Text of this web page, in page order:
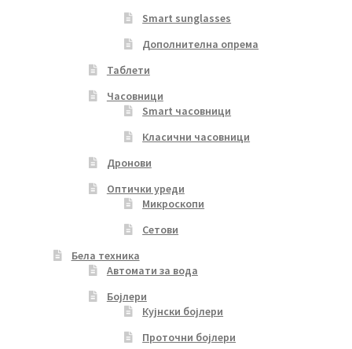
Smart sunglasses
Дополнителна опрема
Таблети
Часовници
Smart часовници
Класични часовници
Дронови
Оптички уреди
Микроскопи
Сетови
Бела техника
Автомати за вода
Бојлери
Кујнски бојлери
Проточни бојлери